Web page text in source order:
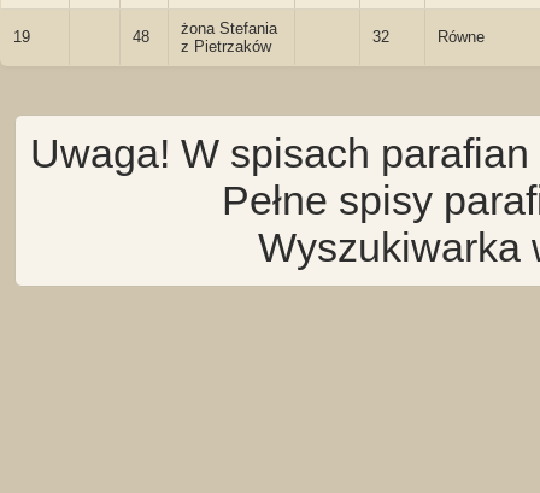
19 48
żona Stefania
z Pietrzaków
32 Równe
Uwaga! W spisach
Pełne spisy
Wyszukiwarka